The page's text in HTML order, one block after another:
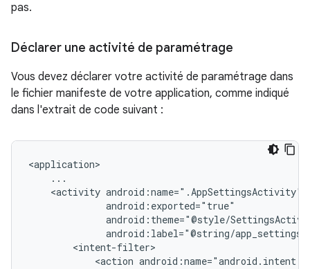
pas.
Déclarer une activité de paramétrage
Vous devez déclarer votre activité de paramétrage dans
le fichier manifeste de votre application, comme indiqué
dans l'extrait de code suivant :
<activity
<action